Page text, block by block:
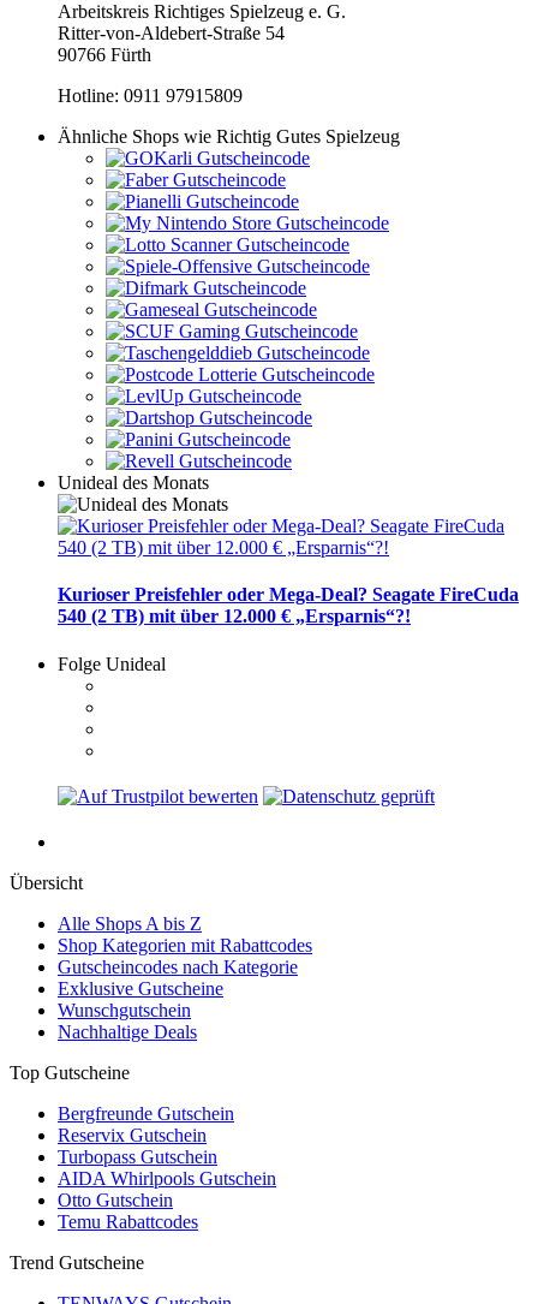
Arbeitskreis Richtiges Spielzeug e. G.
Ritter-von-Aldebert-Straße 54
90766 Fürth
Hotline: 0911 97915809
Ähnliche Shops wie Richtig Gutes Spielzeug
Unideal des Monats
Kurioser Preisfehler oder Mega-Deal? Seagate FireCuda
540 (2 TB) mit über 12.000 € „Ersparnis“?!
Folge Unideal
Übersicht
Alle Shops A bis Z
Shop Kategorien mit Rabattcodes
Gutscheincodes nach Kategorie
Exklusive Gutscheine
Wunschgutschein
Nachhaltige Deals
Top Gutscheine
Bergfreunde Gutschein
Reservix Gutschein
Turbopass Gutschein
AIDA Whirlpools Gutschein
Otto Gutschein
Temu Rabattcodes
Trend Gutscheine